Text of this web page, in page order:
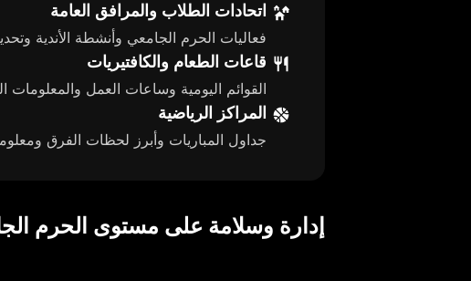
اتحادات الطلاب والمرافق العامة
فعاليات الحرم الجامعي وأنشطة الأندية
قاعات الطعام والكافتيريات
القوائم اليومية وساعات العمل والمعلومات
المراكز الرياضية
جداول المباريات وأبرز لحظات الفرق
إدارة وسلامة على مستوى الحرم